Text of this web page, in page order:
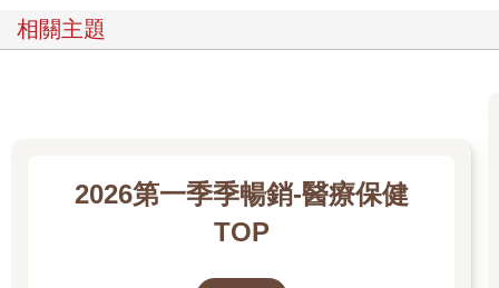
相關主題
2026第一季季暢銷-醫療保健
TOP